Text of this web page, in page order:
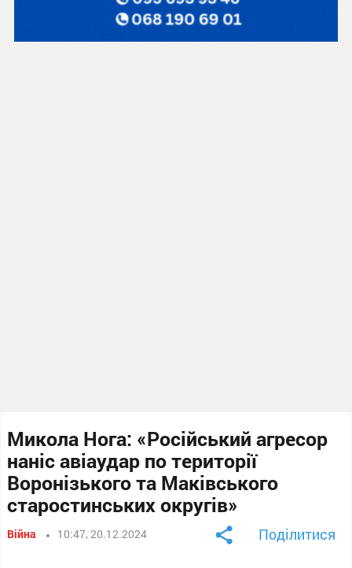
Микола Нога: «Російський агресор
наніс авіаудар по території
Воронізького та Маківського
старостинських округів»
Війна 10:47, 20.12.2024 Поділитися